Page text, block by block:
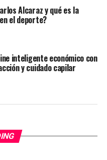
Alcaraz y qué es la
el deporte?
inteligente económico con
y cuidado capilar